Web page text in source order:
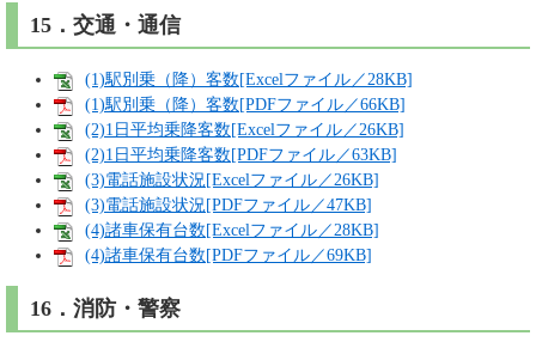
15．交通・通信
(1)駅別乗（降）客数[Excelファイル／28KB]
(1)駅別乗（降）客数[PDFファイル／66KB]
(2)1日平均乗降客数[Excelファイル／26KB]
(2)1日平均乗降客数[PDFファイル／63KB]
(3)電話施設状況[Excelファイル／26KB]
(3)電話施設状況[PDFファイル／47KB]
(4)諸車保有台数[Excelファイル／28KB]
(4)諸車保有台数[PDFファイル／69KB]
16．消防・警察